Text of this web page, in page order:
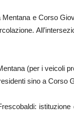
e Corso
(per i veicoli
sino a Corso